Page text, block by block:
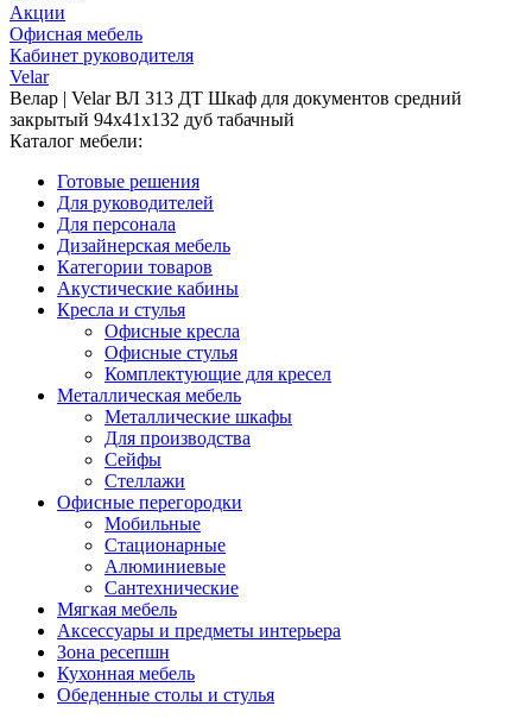
Акции
Офисная мебель
Кабинет руководителя
Velar
Велар | Velar ВЛ 313 ДТ Шкаф для документов средний
закрытый 94х41х132 дуб табачный
Каталог мебели:
Готовые решения
Для руководителей
Для персонала
Дизайнерская мебель
Категории товаров
Акустические кабины
Кресла и стулья
Офисные кресла
Офисные стулья
Комплектующие для кресел
Металлическая мебель
Металлические шкафы
Для производства
Сейфы
Стеллажи
Офисные перегородки
Мобильные
Стационарные
Алюминиевые
Сантехнические
Мягкая мебель
Аксессуары и предметы интерьера
Зона ресепшн
Кухонная мебель
Обеденные столы и стулья